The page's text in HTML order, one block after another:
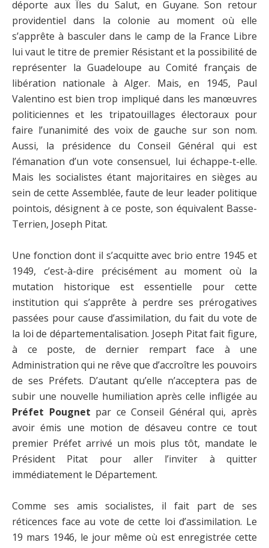
déporte aux Îles du Salut, en Guyane. Son retour
providentiel dans la colonie au moment où elle
s’apprête à basculer dans le camp de la France Libre
lui vaut le titre de premier Résistant et la possibilité de
représenter la Guadeloupe au Comité français de
libération nationale à Alger. Mais, en 1945, Paul
Valentino est bien trop impliqué dans les manœuvres
politiciennes et les tripatouillages électoraux pour
faire l’unanimité des voix de gauche sur son nom.
Aussi, la présidence du Conseil Général qui est
l’émanation d’un vote consensuel, lui échappe-t-elle.
Mais les socialistes étant majoritaires en sièges au
sein de cette Assemblée, faute de leur leader politique
pointois, désignent à ce poste, son équivalent Basse-
Terrien, Joseph Pitat.
Une fonction dont il s’acquitte avec brio entre 1945 et
1949, c’est-à-dire précisément au moment où la
mutation historique est essentielle pour cette
institution qui s’apprête à perdre ses prérogatives
passées pour cause d’assimilation, du fait du vote de
la loi de départementalisation. Joseph Pitat fait figure,
à ce poste, de dernier rempart face à une
Administration qui ne rêve que d’accroître les pouvoirs
de ses Préfets. D’autant qu’elle n’acceptera pas de
subir une nouvelle humiliation après celle infligée au
Préfet Pougnet par ce Conseil Général qui, après
avoir émis une motion de désaveu contre ce tout
premier Préfet arrivé un mois plus tôt, mandate le
Président Pitat pour aller l’inviter à quitter
immédiatement le Département.
Comme ses amis socialistes, il fait part de ses
réticences face au vote de cette loi d’assimilation. Le
19 mars 1946, le jour même où est enregistrée cette